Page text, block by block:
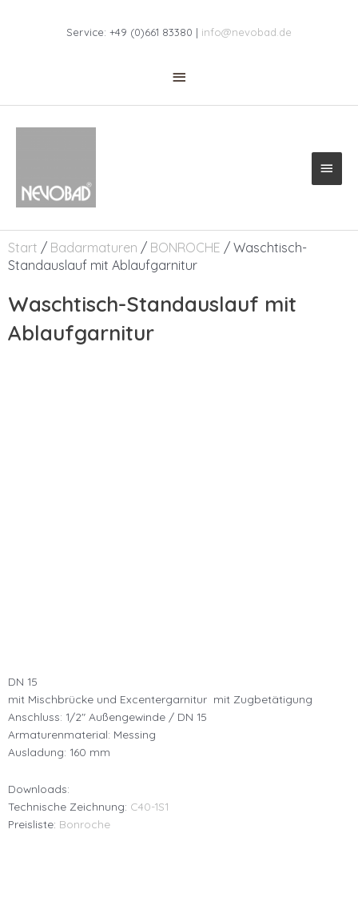
Service: +49 (0)661 83380 | info@nevobad.de
Header
Start / Badarmaturen / BONROCHE / Waschtisch-
Standauslauf mit Ablaufgarnitur
Waschtisch-Standauslauf mit
Ablaufgarnitur
DN 15
mit Mischbrücke und Excentergarnitur mit Zugbetätigung
Anschluss: 1/2″ Außengewinde / DN 15
Armaturenmaterial: Messing
Ausladung: 160 mm
Downloads:
Technische Zeichnung: C40-1S1
Preisliste: Bonroche